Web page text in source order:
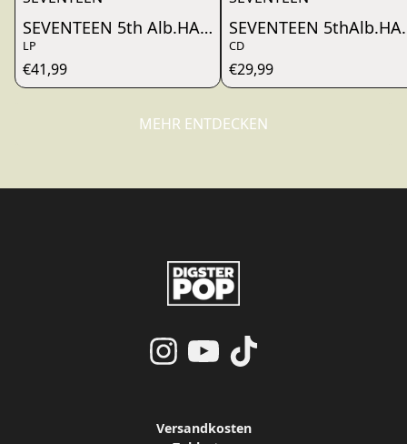
SEVENTEEN 5th Alb.HAPPY BURSTDAY
LP
€41,99
SEVENTEEN
CD
€29,99
MEHR ENTDECKEN
Versandkosten